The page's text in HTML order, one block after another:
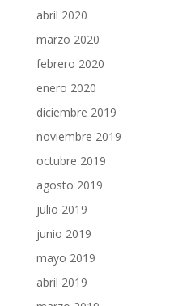
abril 2020
marzo 2020
febrero 2020
enero 2020
diciembre 2019
noviembre 2019
octubre 2019
agosto 2019
julio 2019
junio 2019
mayo 2019
abril 2019